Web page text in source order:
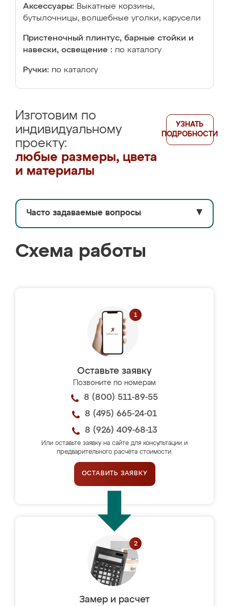
Аксессуары: Выкатные корзины,
бутылочницы, волшебные уголки, карусели
Пристеночный плинтус, барные стойки и
навески, освещение : по каталогу
Ручки: по каталогу
Изготовим по
индивидуальному
проекту:
любые размеры, цвета
и материалы
УЗНАТЬ
ПОДРОБНОСТИ
Часто задаваемые вопросы ▼
Схема работы
Оставьте заявку
Позвоните по номерам
8 (800) 511-89-55
8 (495) 665-24-01
8 (926) 409-68-13
Или оставьте заявку на сайте для консультации и
предварительного расчёта стоимости.
ОСТАВИТЬ ЗАЯВКУ
Замер и расчет